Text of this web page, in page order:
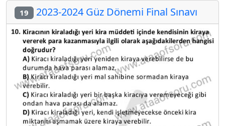
19 2023-2024 Güz Dönemi Final Sınavı